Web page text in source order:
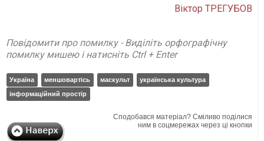
Віктор ТРЕГУБОВ
Повідомити про помилку - Виділіть орфографічну
помилку мишею і натисніть Ctrl + Enter
Україна меншовартісь маскульт
українська культура
інформаційний простір
Сподобався матеріал? Сміливо поділися
ним в соцмережах через ці кнопки